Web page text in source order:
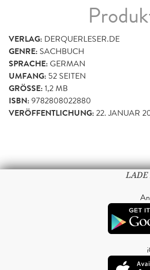
VERLAG: DERQUERLESER.DE
GENRE: SACHBUCH
SPRACHE:GERMAN
UMFANG: 52 SEITEN
GRÖSSE: 1,2 MB
ISBN:9782808022880
VERÖFFENTLICHUNG:22. JANUAR
LADE